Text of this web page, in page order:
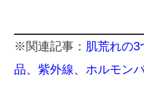
※関連記事： 肌荒れの3
品、紫外線、ホルモン